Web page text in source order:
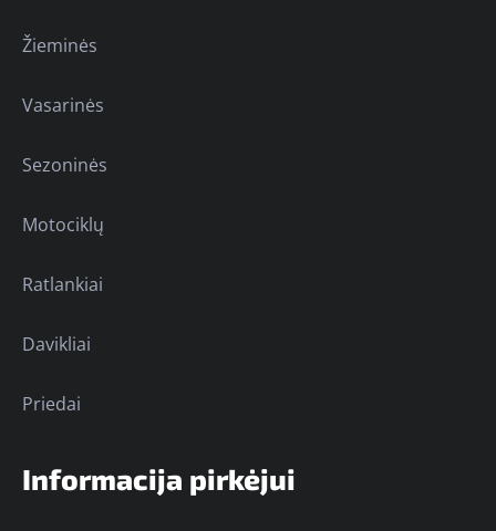
Žieminės
Vasarinės
Sezoninės
Motociklų
Ratlankiai
Davikliai
Priedai
Informacija pirkėjui